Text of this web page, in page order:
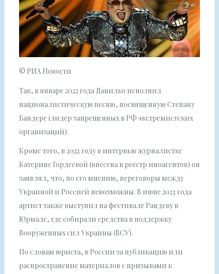
© РИА Новости
Так, в январе 2022 года Данилко исполнил
националистическую песню, посвященную Степану
Бандере (лидер запрещенных в РФ экстремистских
организаций).
Кроме того, в 2022 году в интервью журналистке
Катерине Гордеевой (внесена в реестр иноагентов) он
заявлял, что, по его мнению, переговоры между
Украиной и Россией невозможны. В июне 2023 года
артист также выступил на фестивале Рандеву в
Юрмале, где собирали средства в поддержку
Вооруженных сил Украины (ВСУ).
По словам юриста, в России за публикацию или
распространение материалов с призывами к